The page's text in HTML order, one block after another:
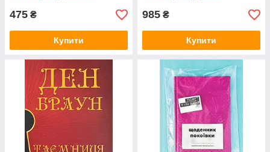
475 ₴
Купити
985 ₴
Купити